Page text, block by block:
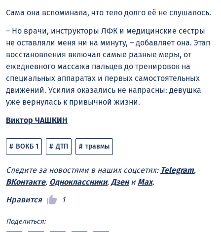
Сама она вспоминала, что тело долго её не слушалось.
– Но врачи, инструкторы ЛФК и медицинские сестры
не оставляли меня ни на минуту, – добавляет она. Этап
восстановления включал самые разные меры, от
ежедневного массажа пальцев до тренировок на
специальных аппаратах и первых самостоятельных
движений. Усилия оказались не напрасны: девушка
уже вернулась к привычной жизни.
Виктор ЧАШКИН
ВОКБ 1 ДТП травмы
Следите за новостями в наших соцсетях: Telegram,
ВКонтакте, Одноклассники, Дзени Max.
Нравится
1
Поделиться: